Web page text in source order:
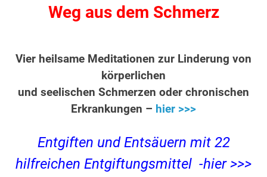
Weg aus dem Schmerz
Vier heilsame Meditationen zur Linderung von
körperlichen
und seelischen Schmerzen oder chronischen
Erkrankungen – hier >>>
Entgiften und Entsäuern mit 22
hilfreichen Entgiftungsmittel -hier >>>